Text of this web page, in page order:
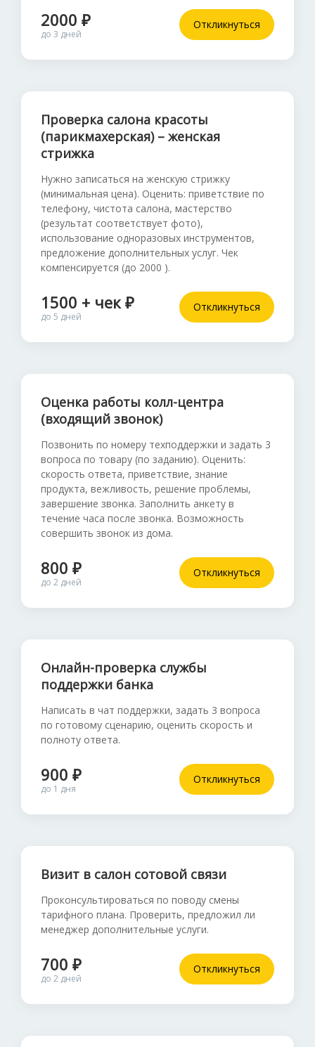
2000 ₽
до 3 дней
Откликнуться
Проверка салона красоты
(парикмахерская) – женская
стрижка
Нужно записаться на женскую стрижку
(минимальная цена). Оценить: приветствие по
телефону, чистота салона, мастерство
(результат соответствует фото),
использование одноразовых инструментов,
предложение дополнительных услуг. Чек
компенсируется (до 2000 ).
1500 + чек ₽
до 5 дней
Откликнуться
Оценка работы колл-центра
(входящий звонок)
Позвонить по номеру техподдержки и задать 3
вопроса по товару (по заданию). Оценить:
скорость ответа, приветствие, знание
продукта, вежливость, решение проблемы,
завершение звонка. Заполнить анкету в
течение часа после звонка. Возможность
совершить звонок из дома.
800 ₽
до 2 дней
Откликнуться
Онлайн-проверка службы
поддержки банка
Написать в чат поддержки, задать 3 вопроса
по готовому сценарию, оценить скорость и
полноту ответа.
900 ₽
до 1 дня
Откликнуться
Визит в салон сотовой связи
Проконсультироваться по поводу смены
тарифного плана. Проверить, предложил ли
менеджер дополнительные услуги.
700 ₽
до 2 дней
Откликнуться